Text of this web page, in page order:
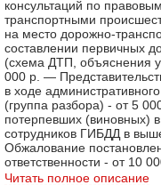
консультаций по
транспортными
на место дорожно-
составлении первичных
(схема ДТП, объяснения
000 р. —
в ходе
(группа разбора) - от 5
потерпевших (виновных)
сотрудников ГИБДД в
Обжалование
ответственности - от 10
акта осмотра и
Читать полное описание